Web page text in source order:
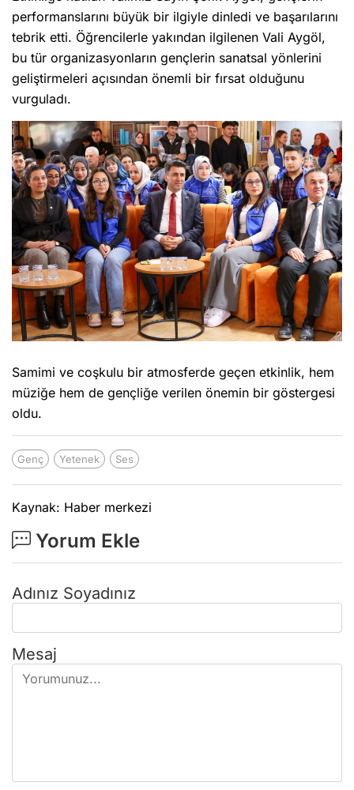
performanslarını büyük bir ilgiyle dinledi ve başarılarını
tebrik etti. Öğrencilerle yakından ilgilenen Vali Aygöl,
bu tür organizasyonların gençlerin sanatsal yönlerini
geliştirmeleri açısından önemli bir fırsat olduğunu
vurguladı.
Samimi ve coşkulu bir atmosferde geçen etkinlik, hem
müziğe hem de gençliğe verilen önemin bir göstergesi
oldu.
Genç Yetenek Ses
Kaynak: Haber merkezi
Yorum Ekle
Adınız Soyadınız
Mesaj